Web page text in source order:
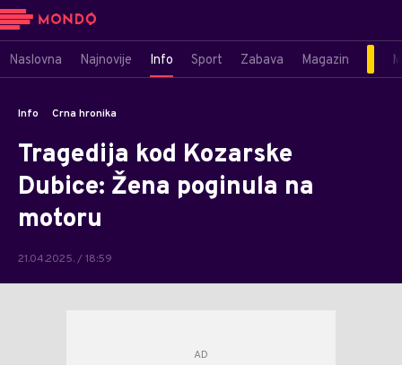
Naslovna Najnovije Info Sport Zabava Magazin
Info Crna hronika
Tragedija kod Kozarske
Dubice: Žena poginula na
motoru
21.04.2025. / 18:59